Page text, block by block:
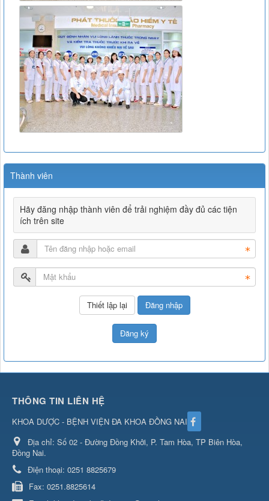
Thành viên
Hãy đăng nhập thành viên để trải nghiệm đầy đủ các tiện
ích trên site
Đăng nhập
Đăng ký
THÔNG TIN LIÊN HỆ
KHOA DƯỢC - BỆNH VIỆN ĐA KHOA ĐỒNG NAI
Địa chỉ: Số 02 - Đường Đồng Khởi, P. Tam Hòa, TP Biên Hòa,
Đồng Nai.
Điện thoại: 0251 8825679
Fax: 0251.8825614